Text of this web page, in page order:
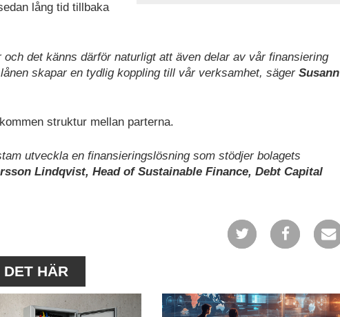
lång tid tillbaka
det känns därför naturligt att även delar av vår finansiering
skapar en tydlig koppling till vår verksamhet, säger Susann
struktur mellan parterna.
utveckla en finansieringslösning som stödjer bolagets
Lindqvist, Head of Sustainable Finance, Debt Capital
HÄR